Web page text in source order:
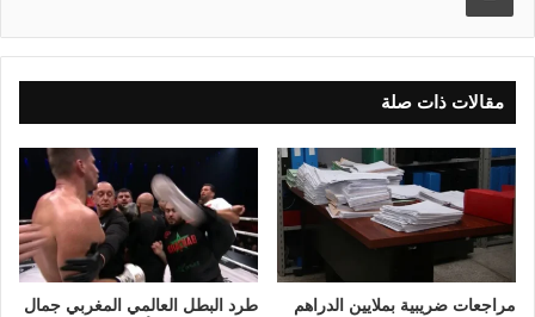
مقالات ذات صلة
مراجعات ضريبية بملايين الدراهم
طرد البطل العالمي المغربي جمال